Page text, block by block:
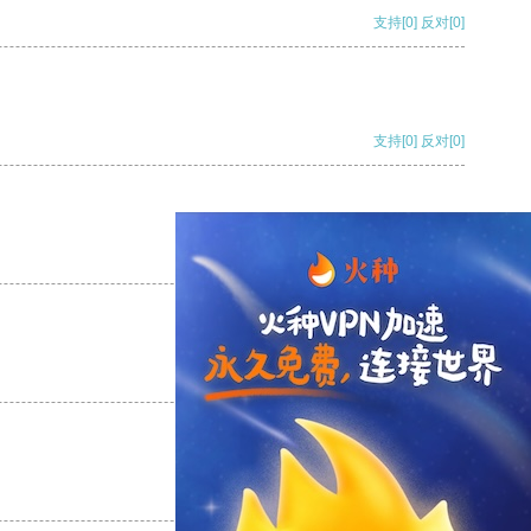
支持[0] 反对[0]
支持[0] 反对[0]
支持
支持[0] 反对[0]
支持[0] 反对[0]